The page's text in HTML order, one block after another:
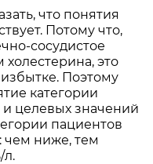
что понятия
Потому что,
сосудистое
это
избытке. Поэтому
категории
и целевых значений
пациентов
чем ниже, тем
л.